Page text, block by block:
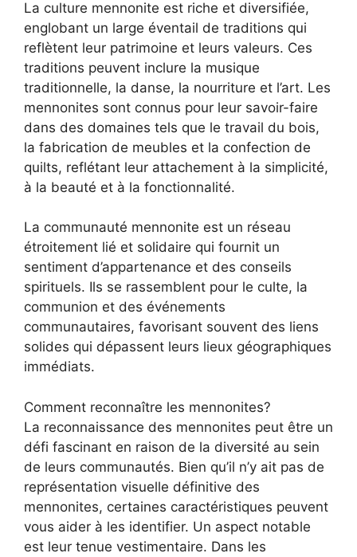
La culture mennonite est riche et diversifiée,
englobant un large éventail de traditions qui
reflètent leur patrimoine et leurs valeurs. Ces
traditions peuvent inclure la musique
traditionnelle, la danse, la nourriture et l’art. Les
mennonites sont connus pour leur savoir-faire
dans des domaines tels que le travail du bois,
la fabrication de meubles et la confection de
quilts, reflétant leur attachement à la simplicité,
à la beauté et à la fonctionnalité.
La communauté mennonite est un réseau
étroitement lié et solidaire qui fournit un
sentiment d’appartenance et des conseils
spirituels. Ils se rassemblent pour le culte, la
communion et des événements
communautaires, favorisant souvent des liens
solides qui dépassent leurs lieux géographiques
immédiats.
Comment reconnaître les mennonites?
La reconnaissance des mennonites peut être un
défi fascinant en raison de la diversité au sein
de leurs communautés. Bien qu’il n’y ait pas de
représentation visuelle définitive des
mennonites, certaines caractéristiques peuvent
vous aider à les identifier. Un aspect notable
est leur tenue vestimentaire. Dans les